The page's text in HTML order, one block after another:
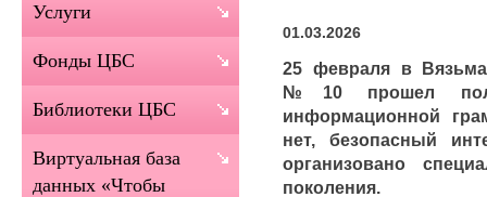
01.03.2026
25 февраля в
№10 прошел
информационной
нет, безопасный
организовано
поколения.
Услуги
Фонды ЦБС
Библиотеки ЦБС
Виртуальная база
данных «Чтобы